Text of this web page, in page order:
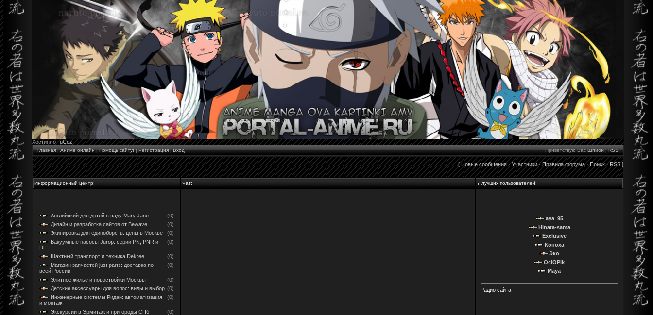
Хостинг отuCoz
Главная|Аниме онлайн|Помощь сайту!|Регистрация|Вход Приветствую Вас Шпион|RSS
[Новые сообщения·Участники·Правила форума·Поиск·RSS]
Информационный центр: Чат: 7 лучших пользователей:
Английский для детей в саду Mary Jane
(0)
Дизайн и разработка сайтов от Bewave
(0)
Экипировка для единоборств: цены в Москве
(0)
Вакуумные насосы Jurop: серии PN, PNR и
DL
(0)
Шахтный транспорт и техника Dekree
(0)
Магазин запчастей just.parts: доставка по
всей России
(0)
Элитное жилье и новостройки Москвы
(0)
Детские аксессуары для волос: виды и выбор (0)
Инженерные системы Ридан: автоматизация
и монтаж
(0)
Экскурсии в Эрмитаж и пригороды СПб (0)
aya_95
Hinata-sama
Exclusive
Коноха
Эко
O4IOPik
Maya
Радио сайта: